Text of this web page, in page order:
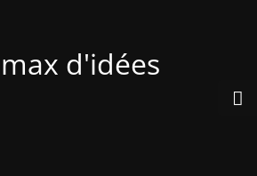
d'idées